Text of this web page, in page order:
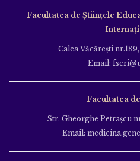
Facultatea de Ştiinţele
Calea Văcăreşti
Email:
Facultatea
Str. Gheorghe Petraşcu
Email: